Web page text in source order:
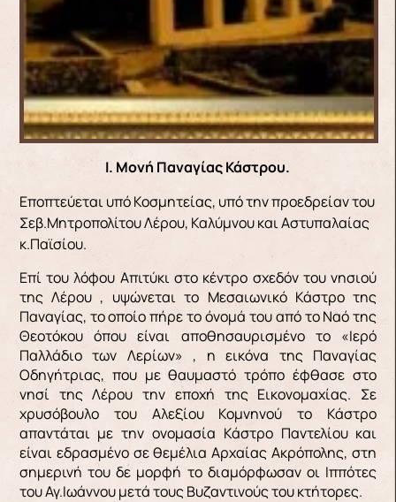
Ι. Μονή Παναγίας Κάστρου.
Εποπτεύεται υπό Κοσμητείας, υπό την προεδρείαν του
Σεβ.Μητροπολίτου Λέρου, Καλύμνου και Αστυπαλαίας
κ.Παϊσίου.
Επί του λόφου Απιτύκι στο κέντρο σχεδόν του νησιού
της Λέρου , υψώνεται το Μεσαιωνικό Κάστρο της
Παναγίας, το οποίο πήρε το όνομά του από το Ναό της
Θεοτόκου όπου είναι αποθησαυρισμένο το «Ιερό
Παλλάδιο των Λερίων» , η εικόνα της Παναγίας
Οδηγήτριας, που με θαυμαστό τρόπο έφθασε στο
νησί της Λέρου την εποχή της Εικονομαχίας. Σε
χρυσόβουλο του Αλεξίου Κομνηνού το Κάστρο
απαντάται με την ονομασία Κάστρο Παντελίου και
είναι εδρασμένο σε θεμέλια Αρχαίας Ακρόπολης, στη
σημερινή του δε μορφή το διαμόρφωσαν οι Ιππότες
του Αγ.Ιωάννου μετά τους Βυζαντινούς του κτήτορες.